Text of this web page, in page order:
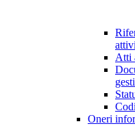
Atti
Oneri